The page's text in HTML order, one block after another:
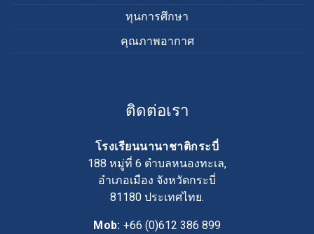
ทุนการศึกษา
คุณภาพอากาศ
ติดต่อเรา
โรงเรียนนานาชาติกระบี่
188 หมู่ที่ 6 ตำบลหนองทะเล,
อำเภอเมือง จังหวัดกระบี่
81180 ประเทศไทย.
Mob: +66 (0)612 386 899